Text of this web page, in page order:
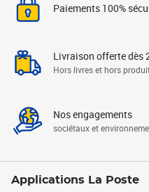
Paiements 100%
Livraison offerte dès
Hors livres et hors
Nos engagements
sociétaux et
Applications La Poste